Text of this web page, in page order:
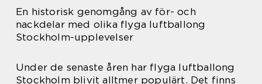
En historisk genomgång av för- och
nackdelar med olika flyga luftballong
Stockholm-upplevelser
Under de senaste åren har flyga luftballong
Stockholm blivit alltmer populärt. Det finns